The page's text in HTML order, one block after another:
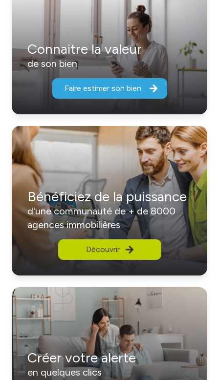
Connaitre la valeur
de son bien
Faire estimer son bien
Bénéficiez de la puissance
d'une communauté de + de 8000
agences immobilières
Découvrir
Créer votre alerte
en quelques clics